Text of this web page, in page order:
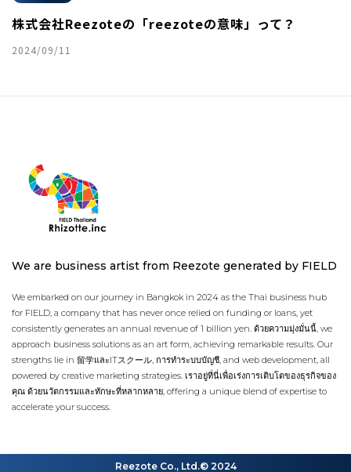
株式会社Reezoteの「reezoteの意味」って？
2024/09/11
We are business artist from Reezote generated by FIELD
We embarked on our journey in Bangkok in 2024 as the Thai business hub
for FIELD, a company that has never once relied on funding or loans, yet
consistently generates an annual revenue of 1 billion yen. ด้วยความมุ่งมั่นนี้, we
approach business solutions as an art form, achieving remarkable results. Our
strengths lie in 留学และITスクール, การทำระบบบัญชี, and web development, all
powered by creative marketing strategies. เราอยู่ที่นี่เพื่อเร่งการเติบโตของธุรกิจของ
คุณ ด้วยนวัตกรรมและทักษะที่หลากหลาย, offering a unique blend of expertise to
accelerate your success.
Reezote Co., Ltd.© 2024